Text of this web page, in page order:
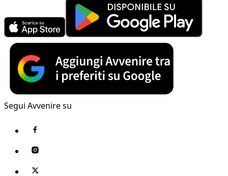
Segui Avvenire su